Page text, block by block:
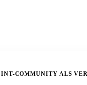
COMMUNITY ALS